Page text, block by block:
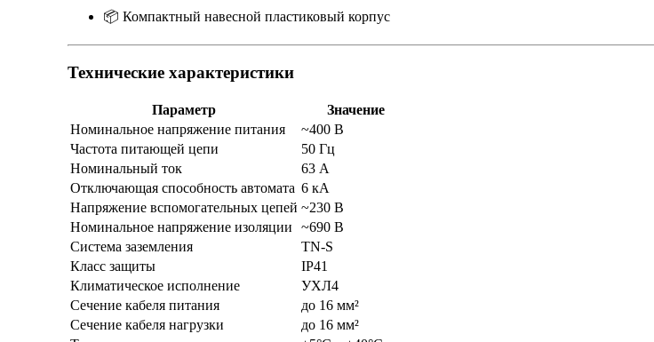
📦 Компактный навесной пластиковый корпус
Технические характеристики
Параметр
Значение
Номинальное напряжение питания
~400 В
Частота питающей цепи
50 Гц
Номинальный ток
63 А
Отключающая способность автомата 6 кА
Напряжение вспомогательных цепей ~230 В
Номинальное напряжение изоляции
~690 В
Система заземления
TN-S
Класс защиты
IP41
Климатическое исполнение
УХЛ4
Сечение кабеля питания
до 16 мм²
Сечение кабеля нагрузки
до 16 мм²